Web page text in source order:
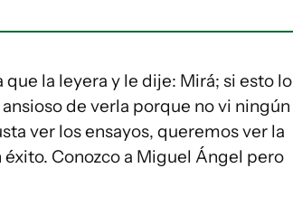
la leyera y le dije: Mirá; si esto lo
de verla porque no vi ningún
ver los ensayos, queremos ver la
éxito. Conozco a Miguel Ángel pero